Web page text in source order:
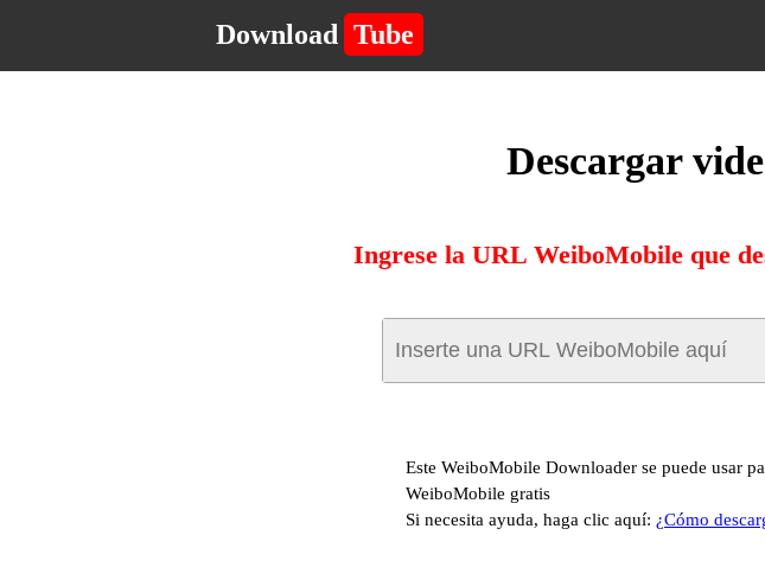
Download Tube
Descargar
Ingrese la URL WeiboMobile que
Este WeiboMobile Downloader se puede usar
WeiboMobile gratis
Si necesita ayuda, haga clic aquí: ¿Cómo